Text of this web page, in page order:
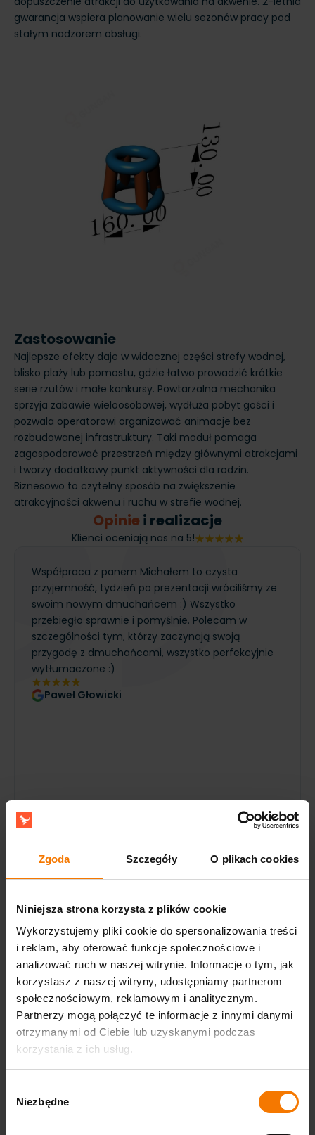
Zgoda Szczegóły O plikach cookies
Niniejsza strona korzysta z plików cookie
Wykorzystujemy pliki cookie do spersonalizowania treści
i reklam, aby oferować funkcje społecznościowe i
analizować ruch w naszej witrynie. Informacje o tym, jak
korzystasz z naszej witryny, udostępniamy partnerom
społecznościowym, reklamowym i analitycznym.
Partnerzy mogą połączyć te informacje z innymi danymi
otrzymanymi od Ciebie lub uzyskanymi podczas
korzystania z ich usług.
zgody
Niezbędne
gwarancja wspiera planowanie wielu sezonów pracy pod
stałym nadzorem obsługi.
Zastosowanie
Najlepsze efekty daje w widocznej części strefy wodnej,
blisko plaży lub pomostu, gdzie łatwo prowadzić krótkie
serie rzutów i małe konkursy. Powtarzalna mechanika
sprzyja zabawie wieloosobowej, wydłuża pobyt gości i
pozwala operatorowi organizować animacje bez
rozbudowanej infrastruktury. Taki moduł pomaga
zagospodarować przestrzeń między głównymi atrakcjami
i tworzy dodatkowy punkt aktywności dla rodzin.
Biznesowo to czytelny sposób na zwiększenie
atrakcyjności akwenu i ruchu w strefie wodnej.
Opiniei realizacje
Klienci oceniają nas na 5!
Współpraca z panem Michałem to czysta
przyjemność, tydzień po prezentacji wróciliśmy ze
swoim nowym dmuchańcem :) Wszystko
przebiegło sprawnie i pomyślnie. Polecam w
szczególności tym, którzy zaczynają swoją
przygodę z dmuchańcami, wszystko perfekcyjnie
wytłumaczone :)
Paweł Głowicki
Bezpieczeństwo
Wszystkie urządzenia podlegające normie EN
techniczne (atest)orazdokumentację
techniczno-ruchową.
Pobierz wzór atestu
Zgodność z normami
Produkty Gangaru spełniają wymagania norm
(dmuchańce),
(parki wodne)
lub Ustawy o ogólnym bezpieczeństwie produktów.